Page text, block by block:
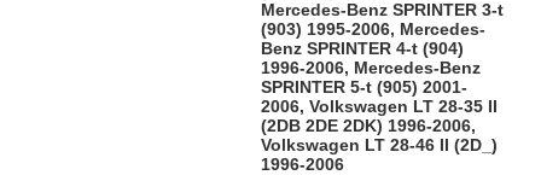
Mercedes-Benz SPRINTER 3-t
(903) 1995-2006, Mercedes-
Benz SPRINTER 4-t (904)
1996-2006, Mercedes-Benz
SPRINTER 5-t (905) 2001-
2006, Volkswagen LT 28-35 II
(2DB 2DE 2DK) 1996-2006,
Volkswagen LT 28-46 II (2D_)
1996-2006